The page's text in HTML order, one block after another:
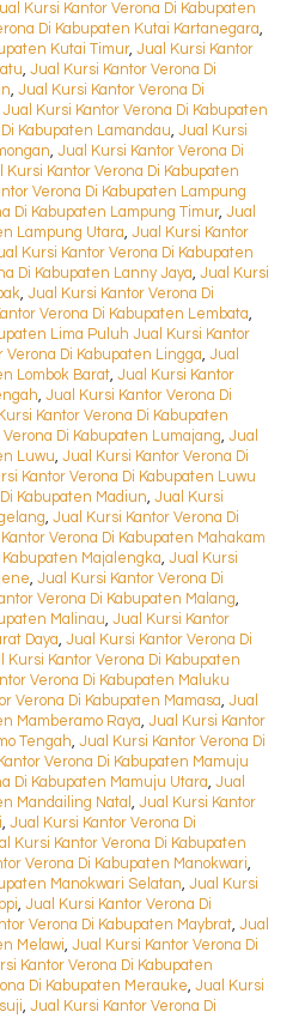
Kursi Kantor Verona Di Kabupaten
Di Kabupaten Kutai Kartanegara,
Kutai Timur, Jual Kursi Kantor
, Jual Kursi Kantor Verona Di
, Jual Kursi Kantor Verona Di
Jual Kursi Kantor Verona Di Kabupaten
Kabupaten Lamandau, Jual Kursi
, Jual Kursi Kantor Verona Di
Kursi Kantor Verona Di Kabupaten
Verona Di Kabupaten Lampung
Di Kabupaten Lampung Timur, Jual
Lampung Utara, Jual Kursi Kantor
Kursi Kantor Verona Di Kabupaten
Di Kabupaten Lanny Jaya, Jual Kursi
, Jual Kursi Kantor Verona Di
Verona Di Kabupaten Lembata,
Lima Puluh Jual Kursi Kantor
Verona Di Kabupaten Lingga, Jual
Lombok Barat, Jual Kursi Kantor
, Jual Kursi Kantor Verona Di
Kantor Verona Di Kabupaten
Di Kabupaten Lumajang, Jual
Luwu, Jual Kursi Kantor Verona Di
Kantor Verona Di Kabupaten Luwu
Kabupaten Madiun, Jual Kursi
, Jual Kursi Kantor Verona Di
Verona Di Kabupaten Mahakam
Majalengka, Jual Kursi
, Jual Kursi Kantor Verona Di
Verona Di Kabupaten Malang,
Malinau, Jual Kursi Kantor
Daya, Jual Kursi Kantor Verona Di
Kursi Kantor Verona Di Kabupaten
Verona Di Kabupaten Maluku
Verona Di Kabupaten Mamasa, Jual
Mamberamo Raya, Jual Kursi Kantor
Tengah, Jual Kursi Kantor Verona Di
Verona Di Kabupaten Mamuju
Di Kabupaten Mamuju Utara, Jual
Mandailing Natal , Jual Kursi Kantor
, Jual Kursi Kantor Verona Di
Kursi Kantor Verona Di Kabupaten
Verona Di Kabupaten Manokwari,
Manokwari Selatan, Jual Kursi
, Jual Kursi Kantor Verona Di
Verona Di Kabupaten Maybrat, Jual
Melawi, Jual Kursi Kantor Verona Di
Kantor Verona Di Kabupaten
Di Kabupaten Merauke, Jual Kursi
, Jual Kursi Kantor Verona Di